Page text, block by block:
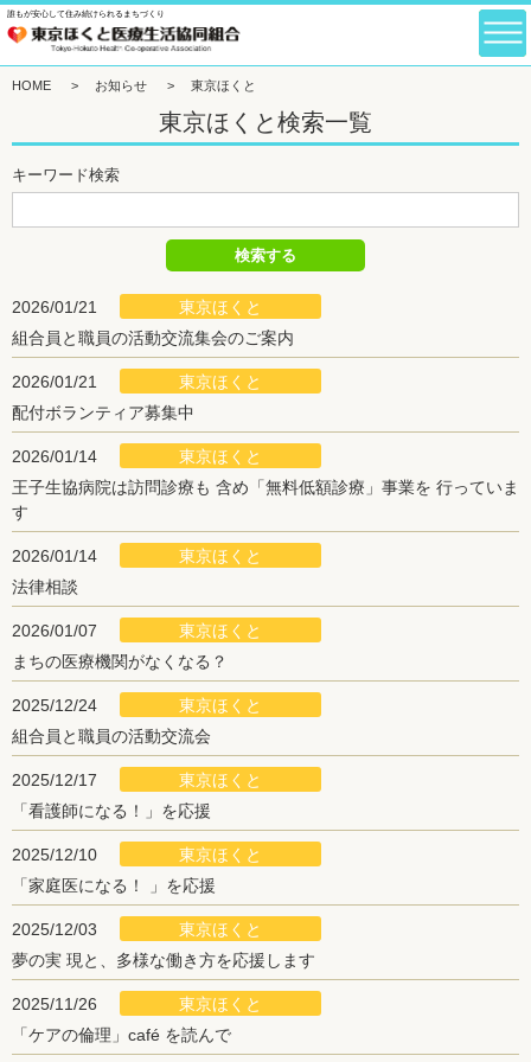
誰もが安心して住み続けられるまちづくり
HOME > お知らせ > 東京ほくと
東京ほくと検索一覧
キーワード検索
2026/01/21
東京ほくと
組合員と職員の活動交流集会のご案内
2026/01/21
東京ほくと
配付ボランティア募集中
2026/01/14
東京ほくと
王子生協病院は訪問診療も 含め「無料低額診療」事業を 行っていま
す
2026/01/14
東京ほくと
法律相談
2026/01/07
東京ほくと
まちの医療機関がなくなる？
2025/12/24
東京ほくと
組合員と職員の活動交流会
2025/12/17
東京ほくと
「看護師になる！」を応援
2025/12/10
東京ほくと
「家庭医になる！ 」を応援
2025/12/03
東京ほくと
夢の実 現と、多様な働き方を応援します
2025/11/26
東京ほくと
「ケアの倫理」café を読んで